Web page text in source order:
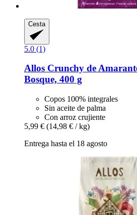
Cesta
5.0 (1)
Allos Crunchy de
Bosque, 400 g
Copos 100% integrales
Sin aceite de palma
Con arroz crujiente
5,99 € (14,98 € / kg)
Entrega hasta el 18 agosto